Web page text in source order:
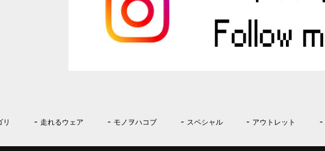
リ 走れるウェア モノヲハコブ スペシャル アウトレット